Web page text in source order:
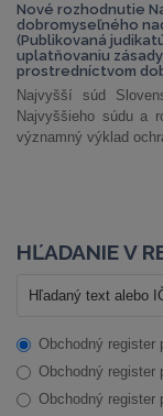
Nové rozhodnutie
dobromyseľného
(Publikovaná
uplatňovaniu
prostredníctvom
Najvyšší súd
Najvyššieho súdu a
významný výklad
HĽADANIE V
Obchodný register
Obchodný register
Obchodný register